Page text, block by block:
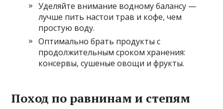
Уделяйте внимание водному балансу —
лучше пить настои трав и кофе, чем
простую воду.
Оптимально брать продукты с
продолжительным сроком хранения:
консервы, сушеные овощи и фрукты.
Поход по равнинам и степям